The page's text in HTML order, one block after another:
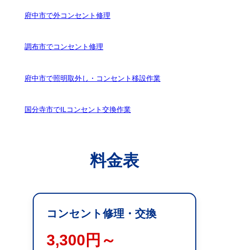
府中市で外コンセント修理
調布市でコンセント修理
府中市で照明取外し・コンセント移設作業
国分寺市でILコンセント交換作業
料金表
コンセント修理・交換
3,300円～